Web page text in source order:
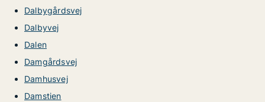
Dalbygårdsvej
Dalbyvej
Dalen
Damgårdsvej
Damhusvej
Damstien